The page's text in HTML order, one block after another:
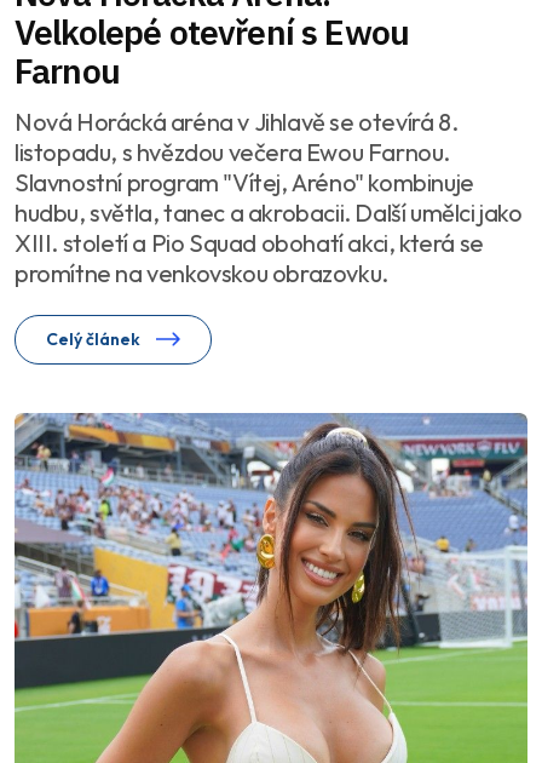
Velkolepé otevření s Ewou
Farnou
Nová Horácká aréna v Jihlavě se otevírá 8.
listopadu, s hvězdou večera Ewou Farnou.
Slavnostní program "Vítej, Aréno" kombinuje
hudbu, světla, tanec a akrobacii. Další umělci jako
XIII. století a Pio Squad obohatí akci, která se
promítne na venkovskou obrazovku.
Celý článek